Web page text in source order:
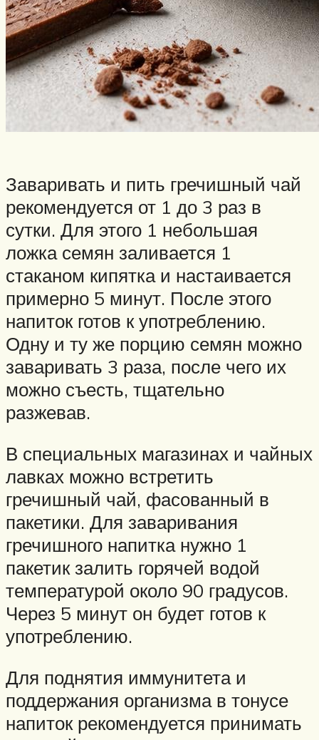
Заваривать и пить гречишный чай
рекомендуется от 1 до 3 раз в
сутки. Для этого 1 небольшая
ложка семян заливается 1
стаканом кипятка и настаивается
примерно 5 минут. После этого
напиток готов к употреблению.
Одну и ту же порцию семян можно
заваривать 3 раза, после чего их
можно съесть, тщательно
разжевав.
В специальных магазинах и чайных
лавках можно встретить
гречишный чай, фасованный в
пакетики. Для заваривания
гречишного напитка нужно 1
пакетик залить горячей водой
температурой около 90 градусов.
Через 5 минут он будет готов к
употреблению.
Для поднятия иммунитета и
поддержания организма в тонусе
напиток рекомендуется принимать